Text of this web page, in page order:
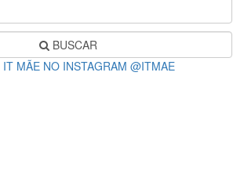
BUSCAR
MÃE NO INSTAGRAM @ITMAE